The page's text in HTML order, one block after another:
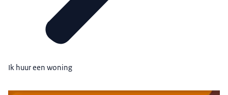
Ik huur een woning